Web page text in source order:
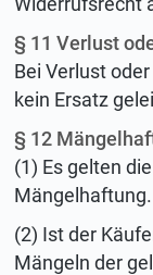
§ 11 Verlust
Bei Verlust
kein Ersatz
§ 12
(1) Es gelten
Mängelhaftung.
(2) Ist der
Mängeln der